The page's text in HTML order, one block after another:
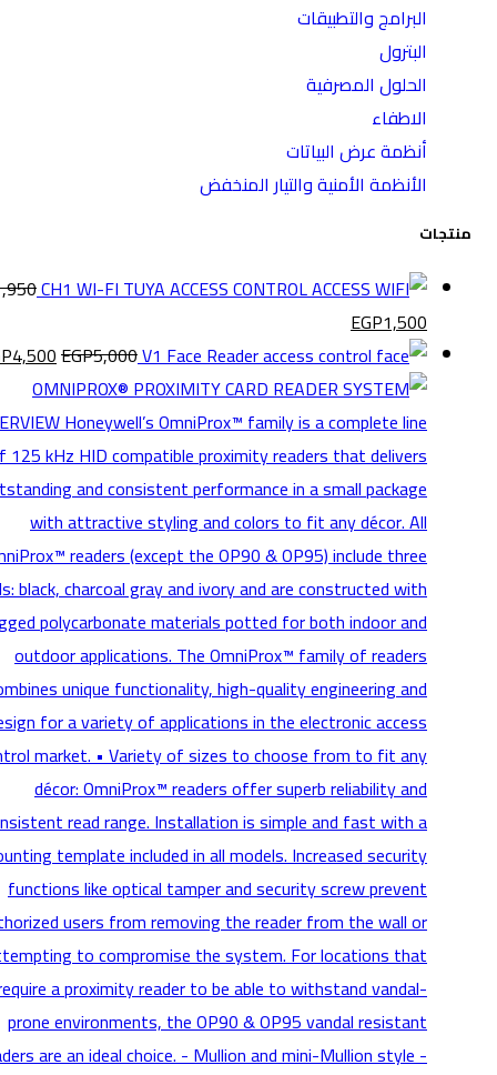
البرامج والتطبيقات
البترول
الحلول المصرفية
الاطفاء
أنظمة عرض البياتات
الأنظمة الأمنية والتيار المنخفض
منتجات
CH1 WI-FI TUYA ACCESS CONTROL
EGP1,500
V1 Face Reader
EGP5,000
4,500